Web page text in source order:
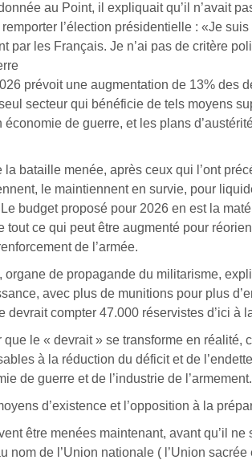
au Point, il expliquait qu’il n’avait
l’élection présidentielle : «Je
par les Français. Je n’ai pas de critère
prévoit une augmentation de 13% des
seul secteur qui bénéficie de tels moyens
économie de guerre, et les plans
la bataille menée, après ceux qui l’ont
le maintiennent en survie, pour
budget proposé pour 2026 en est la
tout ce qui peut être augmenté pour
de l’armée.
organe de propagande du militarisme,
avec plus de munitions pour plus
devrait compter 47.000 réservistes d’ici à
que le « devrait » se transforme en réalité,
à la réduction du déficit et de
de guerre et de l’industrie de l’armement.
d’existence et l’opposition à la
être menées maintenant, avant qu’il
nom de l’Union nationale ( l’Union sacrée